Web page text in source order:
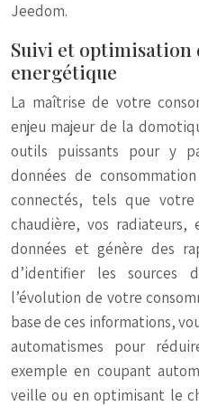
Jeedom.
Suivi et optimisation
energétique
La maîtrise de votre
enjeu majeur de la
outils puissants pour y
données de
connectés, tels que
chaudière, vos radiateurs,
données et génère des
d’identifier les sources
l’évolution de votre
base de ces informations,
automatismes pour
exemple en coupant
veille ou en optimisant le